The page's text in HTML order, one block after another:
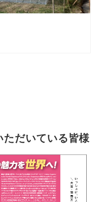
ただいている皆様